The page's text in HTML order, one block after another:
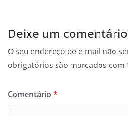
Deixe um comentário
O seu endereço de e-mail não
obrigatórios são marcados com
Comentário *